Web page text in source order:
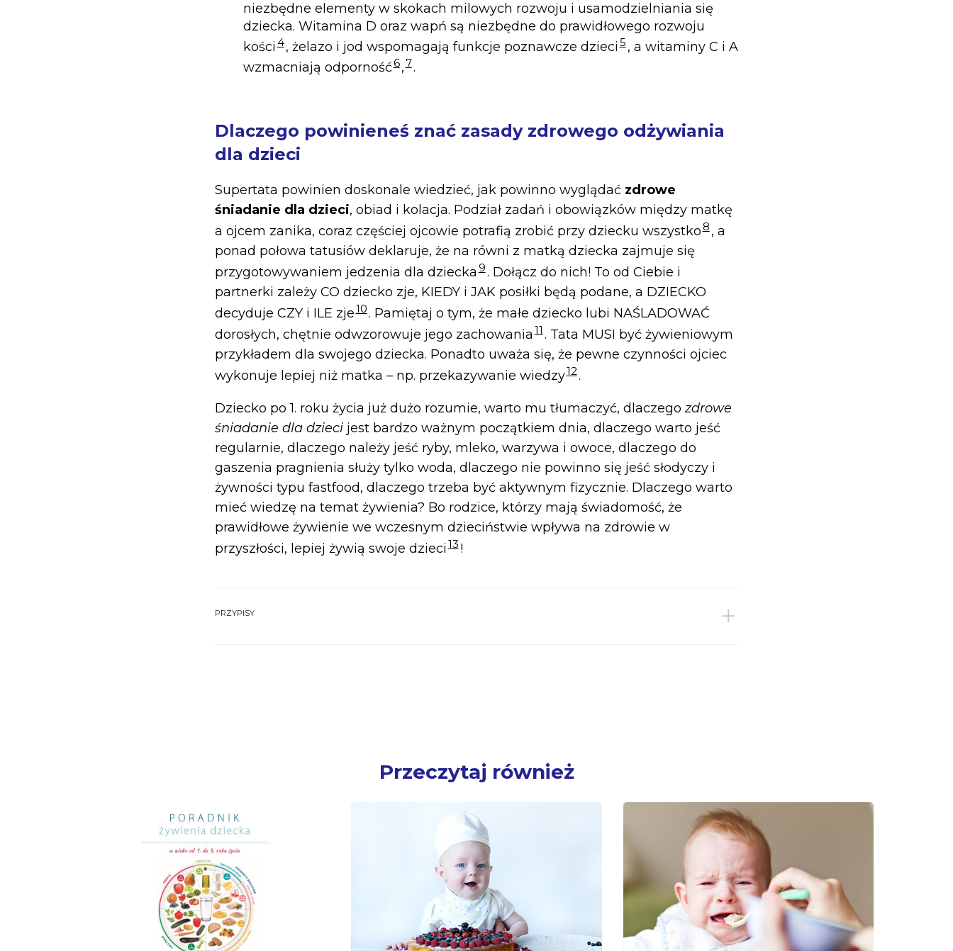
niezbędne elementy w skokach milowych rozwoju i usamodzielniania się
dziecka. Witamina D oraz wapń są niezbędne do prawidłowego rozwoju
kości 4, żelazo i jod wspomagają funkcje poznawcze dzieci 5 , a witaminy C i A
wzmacniają odporność6,7.
Dlaczego powinieneś znać zasady zdrowego odżywiania
dla dzieci
Supertata powinien doskonale wiedzieć, jak powinno wyglądać zdrowe
śniadanie dla dzieci, obiad i kolacja. Podział zadań i obowiązków między matkę
a ojcem zanika, coraz częściej ojcowie potrafią zrobić przy dziecku wszystko 8 , a
ponad połowa tatusiów deklaruje, że na równi z matką dziecka zajmuje się
przygotowywaniem jedzenia dla dziecka 9. Dołącz do nich! To od Ciebie i
partnerki zależy CO dziecko zje, KIEDY i JAK posiłki będą podane, a DZIECKO
decyduje CZY i ILE zje10. Pamiętaj o tym, że małe dziecko lubi NAŚLADOWAĆ
dorosłych, chętnie odwzorowuje jego zachowania 11 . Tata MUSI być żywieniowym
przykładem dla swojego dziecka. Ponadto uważa się, że pewne czynności ojciec
wykonuje lepiej niż matka – np. przekazywanie wiedzy12.
Dziecko po 1. roku życia już dużo rozumie, warto mu tłumaczyć, dlaczegozdrowe
śniadanie dla dziecijest bardzo ważnym początkiem dnia, dlaczego warto jeść
regularnie, dlaczego należy jeść ryby, mleko, warzywa i owoce, dlaczego do
gaszenia pragnienia służy tylko woda, dlaczego nie powinno się jeść słodyczy i
żywności typu fastfood, dlaczego trzeba być aktywnym fizycznie. Dlaczego warto
mieć wiedzę na temat żywienia? Bo rodzice, którzy mają świadomość, że
prawidłowe żywienie we wczesnym dzieciństwie wpływa na zdrowie w
przyszłości, lepiej żywią swoje dzieci 13 !
PRZYPISY
Ross C., Vitamin A and retinoic acid in T cell–related immunity–. The American Journal of Clinical
7
Maggini, S., Wenzlaff, S., Hornig, D. Essential role of vitamin C and zinc in child immunity and
health. Journal of International MedicalResearch, 2010, 38(2), 386-414.
8
Maggini, S., Wenzlaff, S., Hornig, D. Essential role of vitamin C and zinc in child immunity and
health. Journal of International MedicalResearch, 2010, 38(2), 386-414.
9
„Być tatą. Wyniki badania polskich ojców”, Joanna Włodarczyk, Fundacja Dzieci Niczyje,
Uniwersytet Warszawski, 2014.
10
Szajewska H. i wsp., Zasady żywienia zdrowych niemowląt. Zalecenia PTGHiŻD. Pediatria, 2014,
11.3 321-338.
11
Poradnik żywienia dziecka w wieku od 1. do 3. roku życia, Instytut Matki i Dziecka, Warszawa 2013
Przeczytaj również